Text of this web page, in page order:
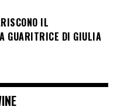
IL
GUARITRICE DI GIULIA